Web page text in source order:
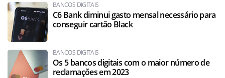
BANCOS DIGITAIS
C6 Bank diminui gasto mensal necessário para
conseguir cartão Black
BANCOS DIGITAIS
Os 5 bancos digitais com o maior número de
reclamações em 2023